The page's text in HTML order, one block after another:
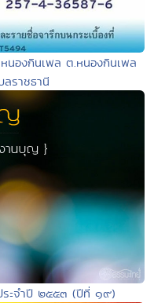
องกินเพล ต.หนองกินเพล
ลราชธานี
ระจำปี ๒๕๕๓ (ปีที่ ๑๙)